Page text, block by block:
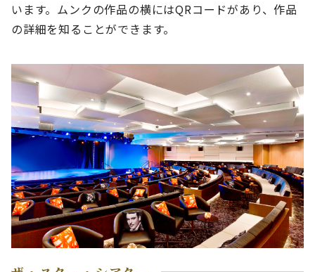
います。ムンクの作品の横にはQRコードがあり、作品
の詳細を知ることができます。